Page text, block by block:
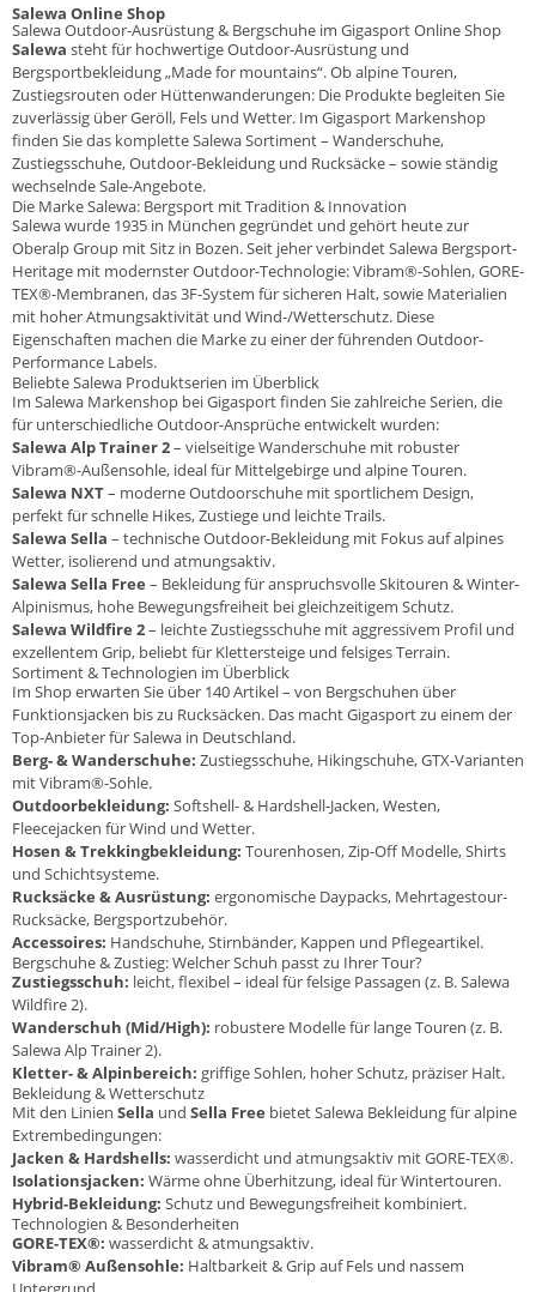
Salewa Online Shop
Salewa Outdoor-Ausrüstung & Bergschuhe im Gigasport Online Shop
Salewa steht für hochwertige Outdoor-Ausrüstung und
Bergsportbekleidung „Made for mountains“. Ob alpine Touren,
Zustiegsrouten oder Hüttenwanderungen: Die Produkte begleiten Sie
zuverlässig über Geröll, Fels und Wetter. Im Gigasport Markenshop
finden Sie das komplette Salewa Sortiment – Wanderschuhe,
Zustiegsschuhe, Outdoor-Bekleidung und Rucksäcke – sowie ständig
wechselnde Sale-Angebote.
Die Marke Salewa: Bergsport mit Tradition & Innovation
Salewa wurde 1935 in München gegründet und gehört heute zur
Oberalp Group mit Sitz in Bozen. Seit jeher verbindet Salewa Bergsport-
Heritage mit modernster Outdoor-Technologie: Vibram®-Sohlen, GORE-
TEX®-Membranen, das 3F-System für sicheren Halt, sowie Materialien
mit hoher Atmungsaktivität und Wind-/Wetterschutz. Diese
Eigenschaften machen die Marke zu einer der führenden Outdoor-
Performance Labels.
Beliebte Salewa Produktserien im Überblick
Im Salewa Markenshop bei Gigasport finden Sie zahlreiche Serien, die
für unterschiedliche Outdoor-Ansprüche entwickelt wurden:
Salewa Alp Trainer 2– vielseitige Wanderschuhe mit robuster
Vibram®-Außensohle, ideal für Mittelgebirge und alpine Touren.
Salewa NXT– moderne Outdoorschuhe mit sportlichem Design,
perfekt für schnelle Hikes, Zustiege und leichte Trails.
Salewa Sella – technische Outdoor-Bekleidung mit Fokus auf alpines
Wetter, isolierend und atmungsaktiv.
Salewa Sella Free – Bekleidung für anspruchsvolle Skitouren & Winter-
Alpinismus, hohe Bewegungsfreiheit bei gleichzeitigem Schutz.
Salewa Wildfire 2– leichte Zustiegsschuhe mit aggressivem Profil und
exzellentem Grip, beliebt für Klettersteige und felsiges Terrain.
Sortiment & Technologien im Überblick
Im Shop erwarten Sie über 140 Artikel – von Bergschuhen über
Funktionsjacken bis zu Rucksäcken. Das macht Gigasport zu einem der
Top-Anbieter für Salewa in Deutschland.
Berg- & Wanderschuhe: Zustiegsschuhe, Hikingschuhe, GTX-Varianten
mit Vibram®-Sohle.
Outdoorbekleidung: Softshell- & Hardshell-Jacken, Westen,
Fleecejacken für Wind und Wetter.
Hosen & Trekkingbekleidung: Tourenhosen, Zip-Off Modelle, Shirts
und Schichtsysteme.
Rucksäcke & Ausrüstung: ergonomische Daypacks, Mehrtagestour-
Rucksäcke, Bergsportzubehör.
Accessoires: Handschuhe, Stirnbänder, Kappen und Pflegeartikel.
Bergschuhe & Zustieg: Welcher Schuh passt zu Ihrer Tour?
Zustiegsschuh: leicht, flexibel – ideal für felsige Passagen (z. B. Salewa
Wildfire 2).
Wanderschuh (Mid/High): robustere Modelle für lange Touren (z. B.
Salewa Alp Trainer 2).
Kletter- & Alpinbereich: griffige Sohlen, hoher Schutz, präziser Halt.
Bekleidung & Wetterschutz
Mit den Linien Sella und Sella Free bietet Salewa Bekleidung für alpine
Extrembedingungen:
Jacken & Hardshells: wasserdicht und atmungsaktiv mit GORE-TEX®.
Isolationsjacken: Wärme ohne Überhitzung, ideal für Wintertouren.
Hybrid-Bekleidung: Schutz und Bewegungsfreiheit kombiniert.
Technologien & Besonderheiten
GORE-TEX®: wasserdicht & atmungsaktiv.
Vibram® Außensohle: Haltbarkeit & Grip auf Fels und nassem